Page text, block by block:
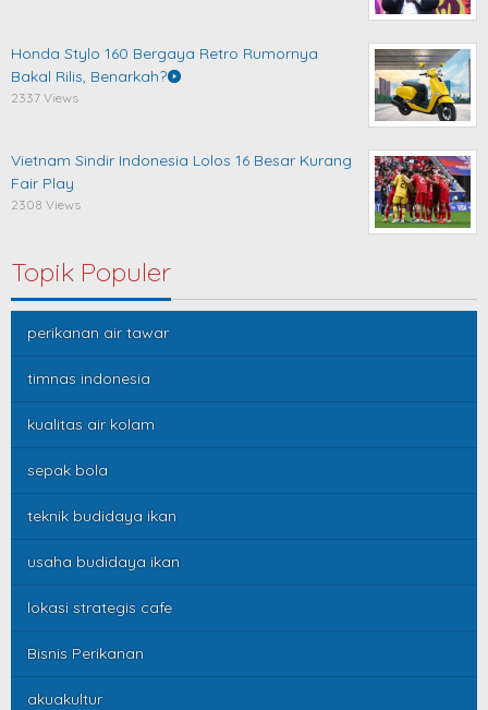
Honda Stylo 160 Bergaya Retro Rumornya
Bakal Rilis, Benarkah?
2337 Views
Vietnam Sindir Indonesia Lolos 16 Besar Kurang
Fair Play
2308 Views
Topik Populer
perikanan air tawar
timnas indonesia
kualitas air kolam
sepak bola
teknik budidaya ikan
usaha budidaya ikan
lokasi strategis cafe
Bisnis Perikanan
akuakultur